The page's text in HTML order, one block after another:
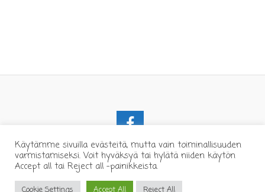
Käytämme sivuilla evästeitä, mutta vain toiminallisuuden
varmistamiseksi. Voit hyväksyä tai hylätä niiden käytön
Accept all tai Reject all -painikkeista.